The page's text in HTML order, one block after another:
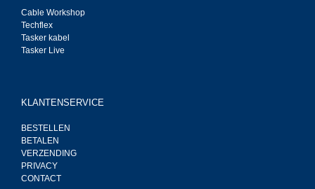
Cable Workshop
Techflex
Tasker kabel
Tasker Live
KLANTENSERVICE
BESTELLEN
BETALEN
VERZENDING
PRIVACY
CONTACT